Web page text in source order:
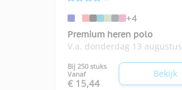
View larger image
View larger image
+4
Premium heren polo
V.a. donderdag 13 augustus
Bij 250 stuks
Vanaf
€ 15,44
Bekijk